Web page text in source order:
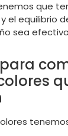
que
el equilibrio
sea